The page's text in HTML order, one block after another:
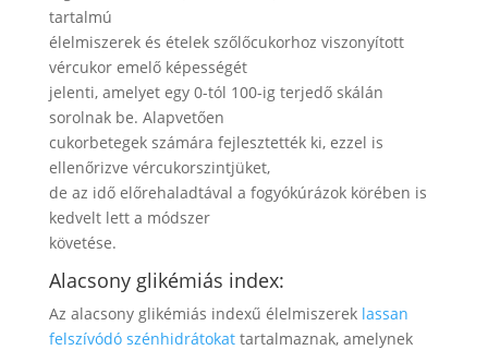
tartalmú
élelmiszerek és ételek szőlőcukorhoz viszonyított
vércukor emelő képességét
jelenti, amelyet egy 0-tól 100-ig terjedő skálán
sorolnak be. Alapvetően
cukorbetegek számára fejlesztették ki, ezzel is
ellenőrizve vércukorszintjüket,
de az idő előrehaladtával a fogyókúrázok körében is
kedvelt lett a módszer
követése.
Alacsony glikémiás index:
Az alacsony glikémiás indexű élelmiszereklassan
felszívódó szénhidrátokat tartalmaznak, amelynek